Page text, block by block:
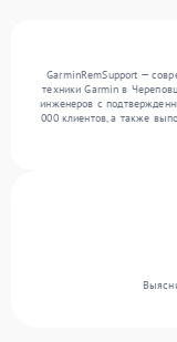
GarminRemSupport —
техники Garmin в
инженеров с
000 клиентов, а также
центр поступает более
сложности и